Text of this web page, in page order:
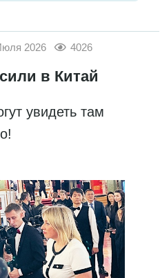
2026 4026
в Китай
увидеть там